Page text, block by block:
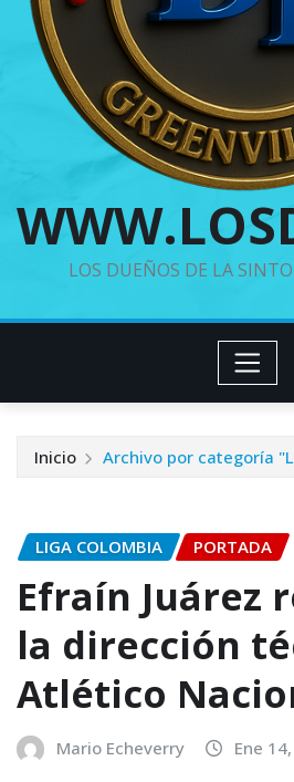
LOS DUEÑOS DE LA
Inicio Archivo por categoría
LIGA COLOMBIA PORTADA
Efraín Juárez
la dirección
Atlético
Mario Echeverry Ene